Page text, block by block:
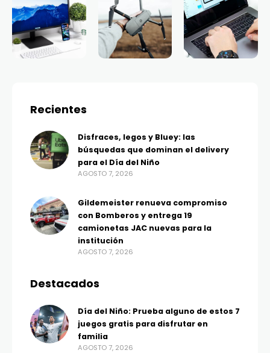
Recientes
Disfraces, legos y Bluey: las
búsquedas que dominan el delivery
para el Día del Niño
AGOSTO 7, 2026
Gildemeister renueva compromiso
con Bomberos y entrega 19
camionetas JAC nuevas para la
institución
AGOSTO 7, 2026
Destacados
Día del Niño: Prueba alguno de estos 7
juegos gratis para disfrutar en
familia
AGOSTO 7, 2026